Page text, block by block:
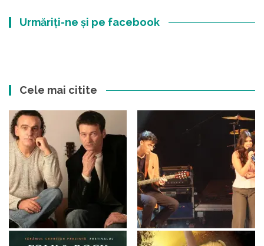
Urmăriți-ne și pe facebook
Cele mai citite